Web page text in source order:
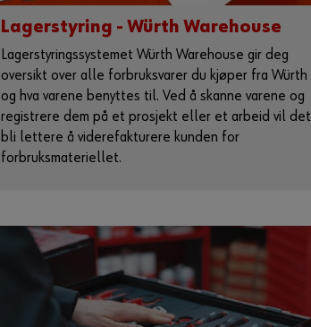
Lagerstyring - Würth Warehouse
Lagerstyringssystemet Würth Warehouse gir deg
oversikt over alle forbruksvarer du kjøper fra Würth
og hva varene benyttes til. Ved å skanne varene og
registrere dem på et prosjekt eller et arbeid vil det
bli lettere å viderefakturere kunden for
forbruksmateriellet.